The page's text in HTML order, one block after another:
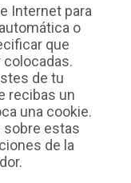
Internet para
o
que
de tu
recibas un
una cookie.
sobre estas
de la